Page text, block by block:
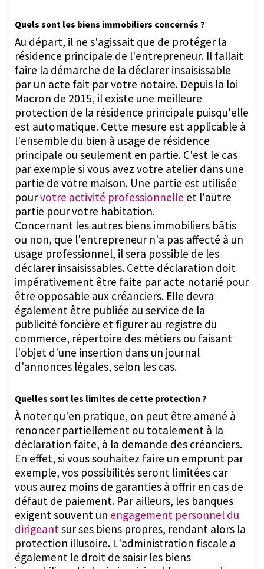
Quels sont les biens immobiliers concernés ?
Au départ, il ne s'agissait que de protéger la
résidence principale de l'entrepreneur. Il fallait
faire la démarche de la déclarer insaisissable
par un acte fait par votre notaire. Depuis la loi
Macron de 2015, il existe une meilleure
protection de la résidence principale puisqu'elle
est automatique. Cette mesure est applicable à
l'ensemble du bien à usage de résidence
principale ou seulement en partie. C'est le cas
par exemple si vous avez votre atelier dans une
partie de votre maison. Une partie est utilisée
pourvotre activité professionnelle et l'autre
partie pour votre habitation.
Concernant les autres biens immobiliers bâtis
ou non, que l'entrepreneur n'a pas affecté à un
usage professionnel, il sera possible de les
déclarer insaisissables. Cette déclaration doit
impérativement être faite par acte notarié pour
être opposable aux créanciers. Elle devra
également être publiée au service de la
publicité foncière et figurer au registre du
commerce, répertoire des métiers ou faisant
l'objet d'une insertion dans un journal
d'annonces légales, selon les cas.
Quelles sont les limites de cette protection ?
À noter qu'en pratique, on peut être amené à
renoncer partiellement ou totalement à la
déclaration faite, à la demande des créanciers.
En effet, si vous souhaitez faire un emprunt par
exemple, vos possibilités seront limitées car
vous aurez moins de garanties à offrir en cas de
défaut de paiement. Par ailleurs, les banques
exigent souvent un engagement personnel du
dirigeantsur ses biens propres, rendant alors la
protection illusoire. L'administration fiscale a
également le droit de saisir les biens